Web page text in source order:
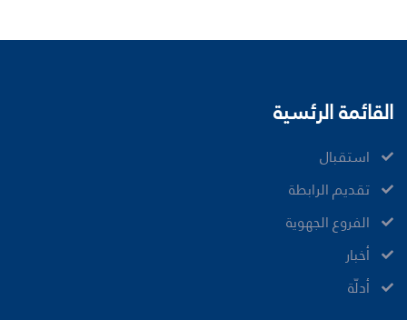
القائمة الرئسية
ﺍﺳﺘﻘﺒﺎﻝ
ﺗﻘﺪﻳﻢ ﺍﻟﺮﺍﺑﻄﺔ
الفروع الجهوية
ﺃﺧﺒﺎﺭ
أدلّة